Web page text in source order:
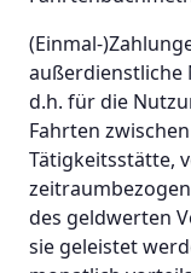
(Einmal-
außerdienstliche
d.h. für die
Fahrten
Tätigkeitsstätte,
des geldwerten
sie geleistet